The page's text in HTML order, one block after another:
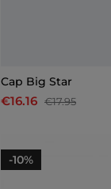
Cap Big Star
€16.16 €17.95
-10%